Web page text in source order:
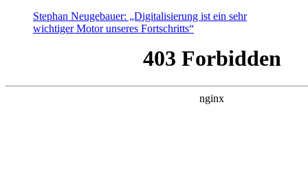
Stephan Neugebauer: „Digitalisierung ist ein sehr
wichtiger Motor unseres Fortschritts“